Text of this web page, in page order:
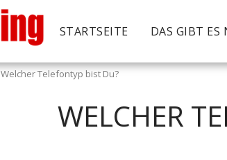
STARTSEITE DAS GIBT ES
Welcher Telefontyp bist Du?
WELCHER